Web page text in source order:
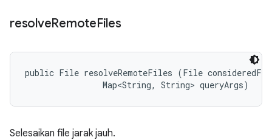
resolveRemoteFiles
public File resolveRemoteFiles (File
                Map<String, String> queryArgs)
Selesaikan file jarak jauh.